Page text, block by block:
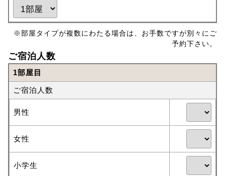
※部屋タイプが複数にわたる場合は、お手数ですが別々にご
予約下さい。
ご宿泊人数
1部屋目
ご宿泊人数
男性
女性
小学生